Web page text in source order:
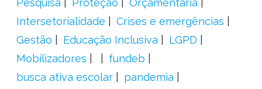
Pesquisa Proteção
Orçamentária
Intersetorialidade
Crises e emergências
Gestão
Educação Inclusiva
LGPD
Mobilizadores
fundeb
busca ativa escolar
pandemia